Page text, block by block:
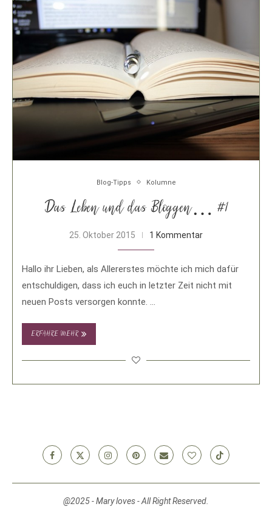
Blog-Tipps Kolumne
Das Leben und das Bloggen… #1
25. Oktober 2015 1 Kommentar
Hallo ihr Lieben, als Allererstes möchte ich mich dafür
entschuldigen, dass ich euch in letzter Zeit nicht mit
neuen Posts versorgen konnte. …
ERFAHRE MEHR
@2025 - Mary loves - All Right Reserved.